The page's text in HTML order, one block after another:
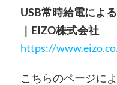
USB常時給電によ
｜EIZO株式会社
https://
こちらのページに